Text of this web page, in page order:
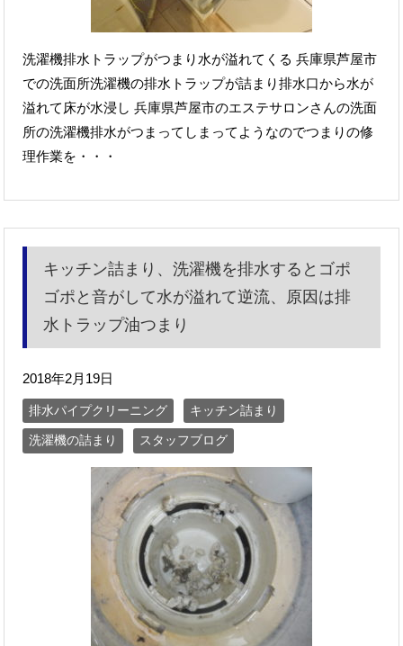
洗濯機排水トラップがつまり水が溢れてくる 兵庫県芦屋市
での洗面所洗濯機の排水トラップが詰まり排水口から水が
溢れて床が水浸し 兵庫県芦屋市のエステサロンさんの洗面
所の洗濯機排水がつまってしまってようなのでつまりの修
理作業を・・・
キッチン詰まり、洗濯機を排水するとゴポ
ゴポと音がして水が溢れて逆流、原因は排
水トラップ油つまり
2018年2月19日
排水パイプクリーニング キッチン詰まり
洗濯機の詰まり スタッフブログ